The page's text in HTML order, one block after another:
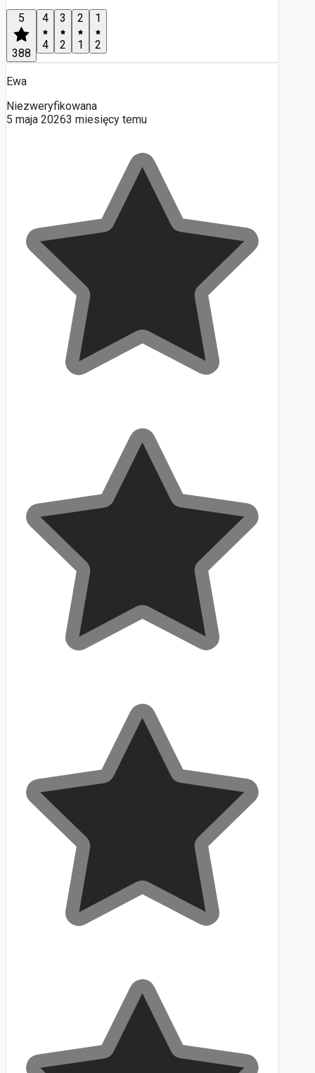
5
388
4
4
3
2
2
1
1
2
Ewa
Niezweryfikowana
5 maja 20263 miesięcy temu